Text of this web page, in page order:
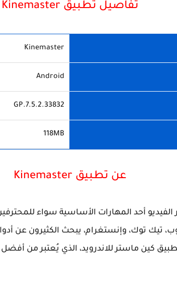
تفاصيل تطبيق Kinemaster
Kinemaster
Android
7.5.2.33832.GP
118MB
عن تطبيق Kinemaster
أحد المهارات الأساسية سواء
تيك توك، وإنستغرام، يبحث الكثيرون عن
كين ماستر للاندرويد، الذي يُعتبر من أفضل